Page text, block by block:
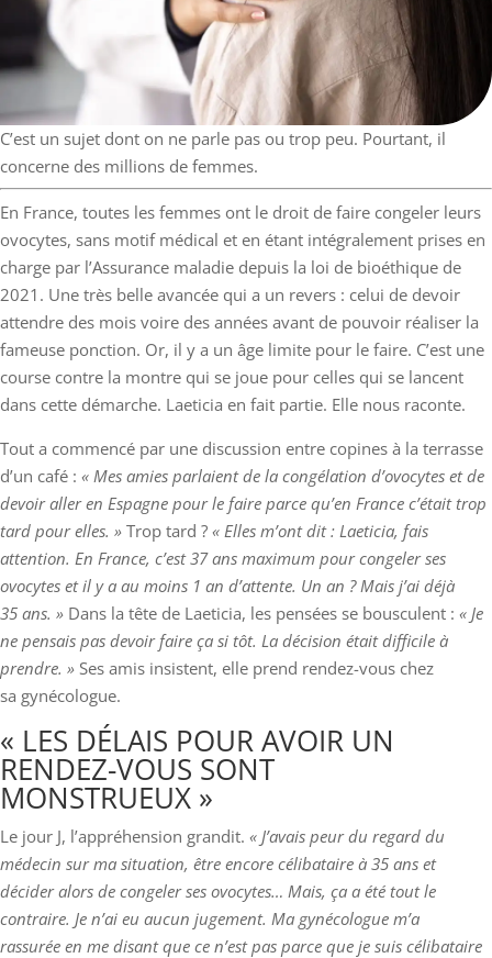
C’est un sujet dont on ne parle pas ou trop peu. Pourtant, il
concerne des millions de femmes.
En France, toutes les femmes ont le droit de faire congeler leurs
ovocytes, sans motif médical et en étant intégralement prises en
charge par l’Assurance maladie depuis la loi de bioéthique de
2021. Une très belle avancée qui a un revers : celui de devoir
attendre des mois voire des années avant de pouvoir réaliser la
fameuse ponction. Or, il y a un âge limite pour le faire. C’est une
course contre la montre qui se joue pour celles qui se lancent
dans cette démarche. Laeticia en fait partie. Elle nous raconte.
Tout a commencé par une discussion entre copines à la terrasse
d’un café : « Mes amies parlaient de la congélation d’ovocytes et de
devoir aller en Espagne pour le faire parce qu’en France c’était trop
tard pour elles. » Trop tard ? « Elles m’ont dit : Laeticia, fais
attention. En France, c’est 37 ans maximum pour congeler ses
ovocytes et il y a au moins 1 an d’attente. Un an ? Mais j’ai déjà
35 ans. » Dans la tête de Laeticia, les pensées se bousculent : « Je
ne pensais pas devoir faire ça si tôt. La décision était difficile à
prendre. » Ses amis insistent, elle prend rendez-vous chez
sa gynécologue.
« LES DÉLAIS POUR AVOIR UN
RENDEZ-VOUS SONT
MONSTRUEUX »
Le jour J, l’appréhension grandit. « J’avais peur du regard du
médecin sur ma situation, être encore célibataire à 35 ans et
décider alors de congeler ses ovocytes… Mais, ça a été tout le
contraire. Je n’ai eu aucun jugement. Ma gynécologue m’a
rassurée en me disant que ce n’est pas parce que je suis célibataire